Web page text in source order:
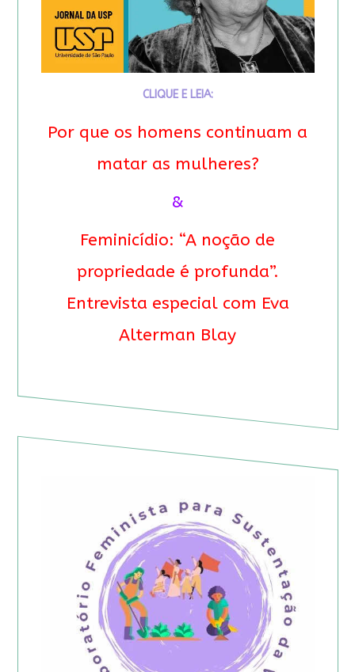
CLIQUE E LEIA:
Por que os homens continuam a
matar as mulheres?
&
Feminicídio: “A noção de
propriedade é profunda”.
Entrevista especial com Eva
Alterman Blay